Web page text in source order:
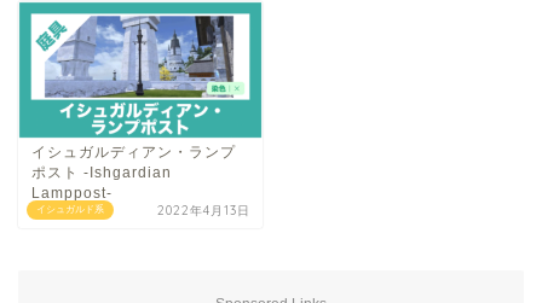
イシュガルド系
イシュガルディアン・ランプ
ポスト -Ishgardian
Lamppost-
2022年4月13日